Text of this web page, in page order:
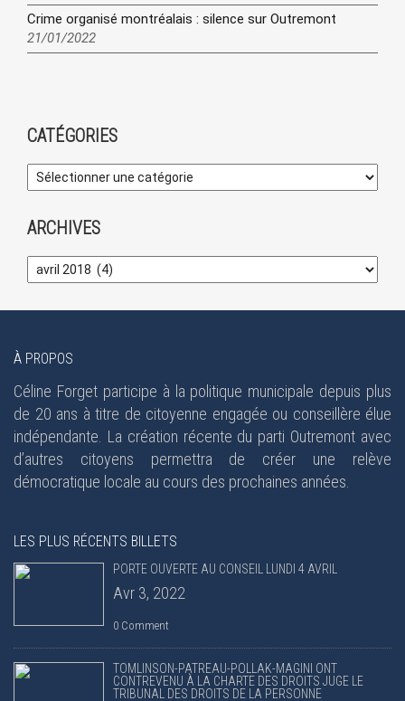
Crime organisé montréalais : silence sur Outremont
21/01/2022
CATÉGORIES
ARCHIVES
À PROPOS
Céline Forget participe à la politique municipale depuis plus
de 20 ans à titre de citoyenne engagée ou conseillère élue
indépendante. La création récente du parti Outremont avec
d’autres citoyens permettra de créer une relève
démocratique locale au cours des prochaines années.
LES PLUS RÉCENTS BILLETS
PORTE OUVERTE AU CONSEIL LUNDI 4 AVRIL
Avr 3, 2022
0 Comment
TOMLINSON-PATREAU-POLLAK-MAGINI ONT
CONTREVENU À LA CHARTE DES DROITS JUGE LE
TRIBUNAL DES DROITS DE LA PERSONNE